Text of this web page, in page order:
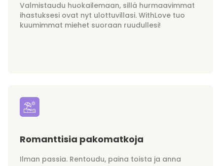
Valmistaudu huokailemaan, sillä hurmaavimmat
ihastuksesi ovat nyt ulottuvillasi. WithLove tuo
kuumimmat miehet suoraan ruudullesi!
Romanttisia pakomatkoja
Ilman passia. Rentoudu, paina toista ja anna